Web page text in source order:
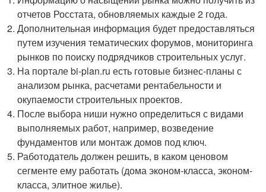
отчетов Росстата, обновляемых каждые 2 года.
Дополнительная информация будет предоставляться
путем изучения тематических форумов, мониторинга
рынков по поиску подрядчиков строительных услуг.
На портале bi-plan.ru есть готовые бизнес-планы с
анализом рынка, расчетами рентабельности и
окупаемости строительных проектов.
После выбора ниши нужно определиться с видами
выполняемых работ, например, возведение
фундаментов или монтаж домов под ключ.
Работодатель должен решить, в каком ценовом
сегменте ему работать (дома эконом-класса, эконом-
класса, элитное жилье).